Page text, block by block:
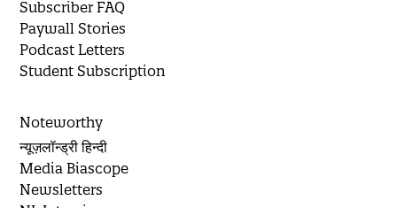
Subscriber FAQ
Paywall Stories
Podcast Letters
Student Subscription
Noteworthy
न्यूज़लॉन्ड्री हिन्दी
Media Biascope
Newsletters